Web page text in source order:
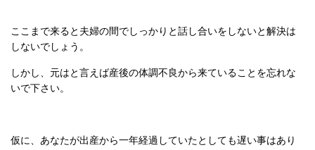
ここまで来ると夫婦の間でしっかりと話し合いをしないと解決は
しないでしょう。
しかし、元はと言えば産後の体調不良から来ていることを忘れな
いで下さい。
仮に、あなたが出産から一年経過していたとしても遅い事はあり